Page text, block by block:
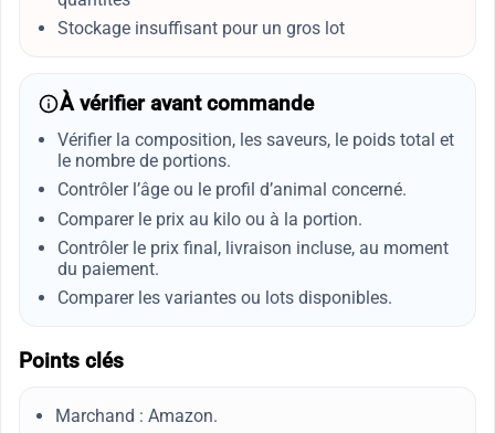
Stockage insuffisant pour un gros lot
À vérifier avant commande
Vérifier la composition, les saveurs, le poids total et
le nombre de portions.
Contrôler l’âge ou le profil d’animal concerné.
Comparer le prix au kilo ou à la portion.
Contrôler le prix final, livraison incluse, au moment
du paiement.
Comparer les variantes ou lots disponibles.
Points clés
Marchand : Amazon.